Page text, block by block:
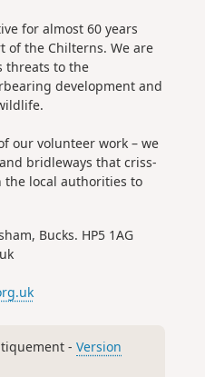
for almost 60 years
the Chilterns. We are
threats to the
development and
our volunteer work – we
bridleways that criss-
the local authorities to
Bucks. HP5 1AG
-Version